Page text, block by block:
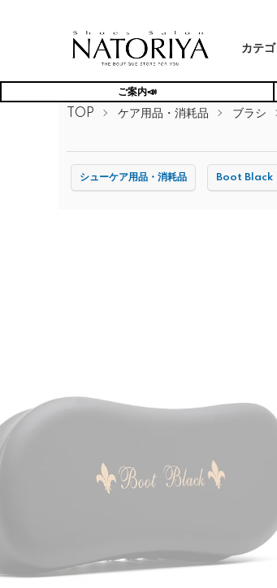
カテ
ご案内📣
TOP ケア用品・消耗品 ブラシ
シューケア用品・消耗品 Boot Black